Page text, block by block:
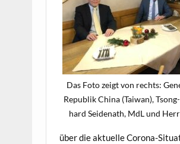
Das Foto zeigt von rechts:
Repub­lik Chi­na (Tai­wan),
hard Sei­de­nath, MdL und
über die aktuelle Coro­na-